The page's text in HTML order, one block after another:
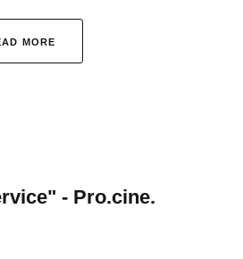
MORE
- Pro.cine.